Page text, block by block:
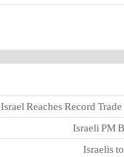
Israel Reaches Record
Israeli PM
Israelis